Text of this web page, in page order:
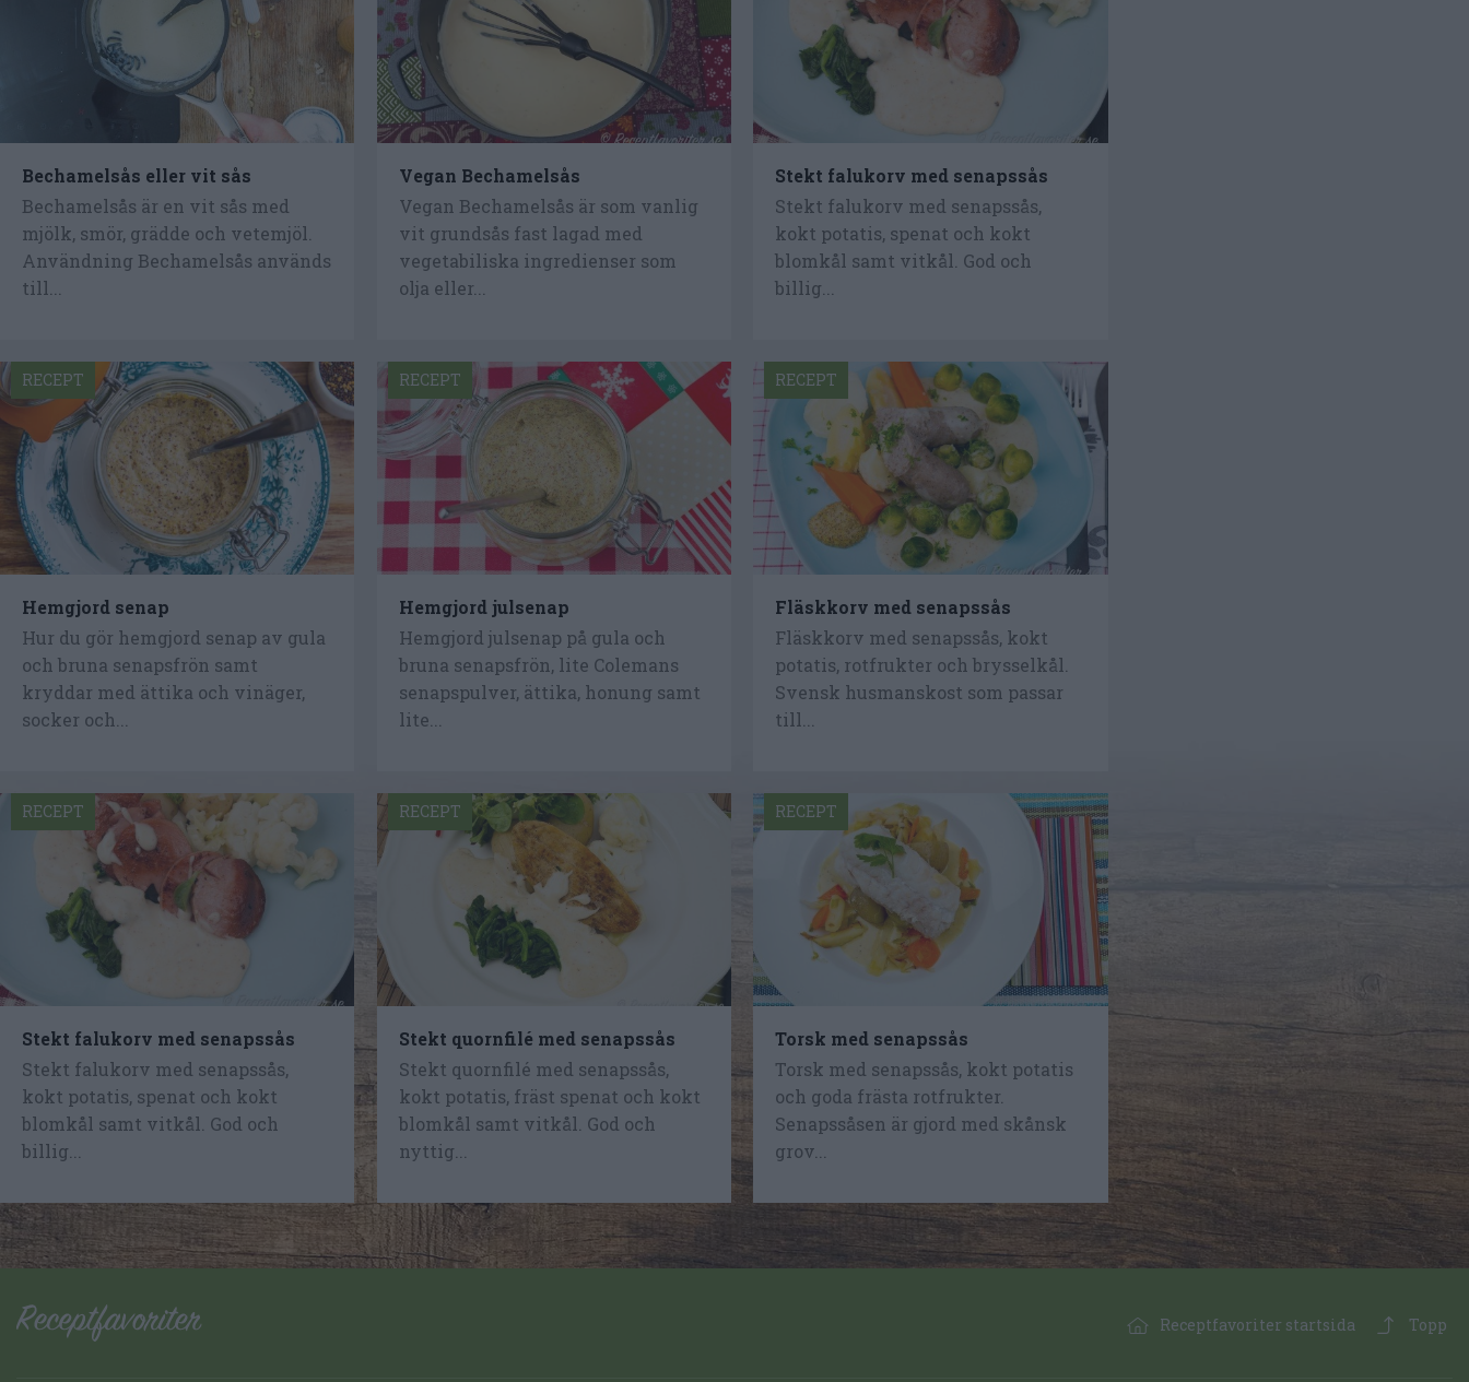
Bechamelsås eller vit sås
Bechamelsås är en vit sås med
mjölk, smör, grädde och vetemjöl.
Användning Bechamelsås används
till...
Vegan Bechamelsås
Vegan Bechamelsås är som vanlig
vit grundsås fast lagad med
vegetabiliska ingredienser som
olja eller...
Stekt falukorv med senapssås
Stekt falukorv med senapssås,
kokt potatis, spenat och kokt
blomkål samt vitkål. God och
billig...
Hemgjord senap
Hur du gör hemgjord senap av gula
och bruna senapsfrön samt
kryddar med ättika och vinäger,
socker och...
RECEPT
Hemgjord julsenap
Hemgjord julsenap på gula och
bruna senapsfrön, lite Colemans
senapspulver, ättika, honung samt
lite...
RECEPT
Fläskkorv med senapssås
Fläskkorv med senapssås, kokt
potatis, rotfrukter och brysselkål.
Svensk husmanskost som passar
till...
RECEPT
Stekt falukorv med senapssås
Stekt falukorv med senapssås,
kokt potatis, spenat och kokt
blomkål samt vitkål. God och
billig...
RECEPT
Stekt quornfilé med senapssås
Stekt quornfilé med senapssås,
kokt potatis, fräst spenat och kokt
blomkål samt vitkål. God och
nyttig...
RECEPT
Torsk med senapssås
Torsk med senapssås, kokt potatis
och goda frästa rotfrukter.
Senapssåsen är gjord med skånsk
grov...
RECEPT
Receptfavoriter startsida Topp